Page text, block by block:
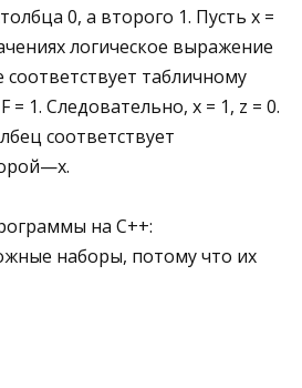
0, а второго 1. Пусть x =
логическое выражение
табличному
1. Следовательно, x = 1, z = 0.
соответствует
на С++:
наборы, потому что их